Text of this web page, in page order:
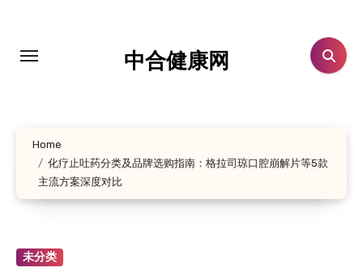
中合健康网
Home
化疗止吐药分类及品牌选购指南：格拉司琼口腔崩解片等5款
主流方案深度对比
未分类